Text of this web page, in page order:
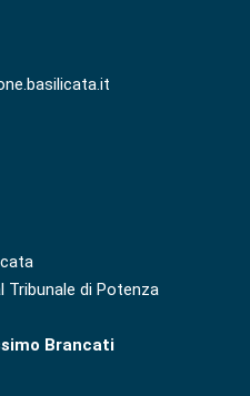
Tribunale di Potenza
Brancati